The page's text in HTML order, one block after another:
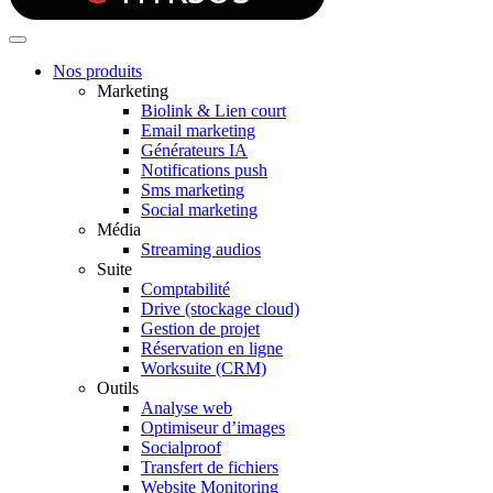
Nos produits
Marketing
Biolink & Lien court
Email marketing
Générateurs IA
Notifications push
Sms marketing
Social marketing
Média
Streaming audios
Suite
Comptabilité
Drive (stockage cloud)
Gestion de projet
Réservation en ligne
Worksuite (CRM)
Outils
Analyse web
Optimiseur d’images
Socialproof
Transfert de fichiers
Website Monitoring